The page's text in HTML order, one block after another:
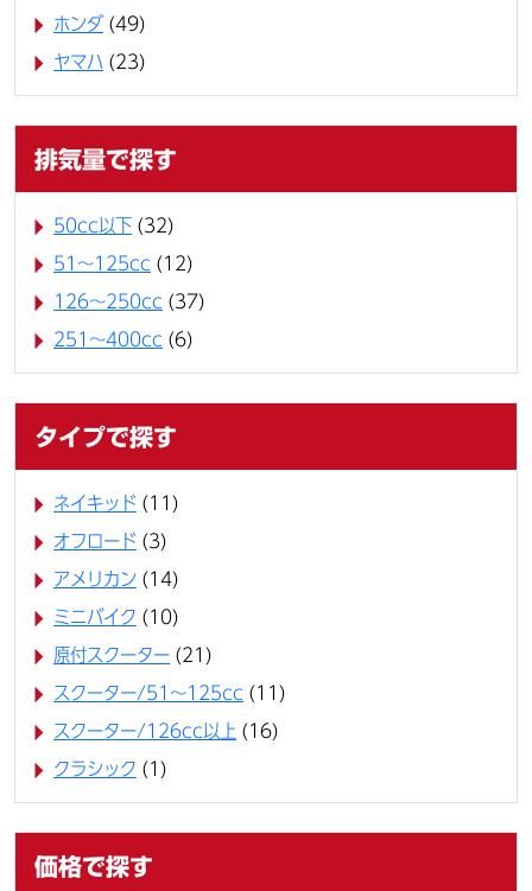
ホンダ (49)
ヤマハ (23)
排気量で探す
50cc以下 (32)
51～125cc (12)
126～250cc (37)
251～400cc (6)
タイプで探す
ネイキッド (11)
オフロード (3)
アメリカン (14)
ミニバイク (10)
原付スクーター (21)
スクーター/51～125cc (11)
スクーター/126cc以上 (16)
クラシック (1)
価格で探す